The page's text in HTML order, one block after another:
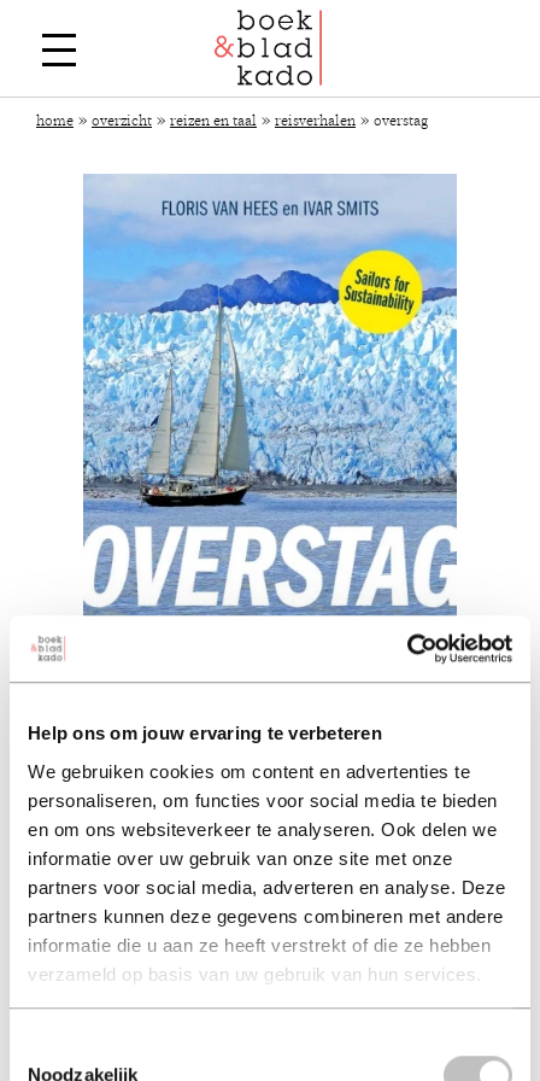
Help ons om jouw ervaring te verbeteren
We gebruiken cookies om content en advertenties te
personaliseren, om functies voor social media te bieden
en om ons websiteverkeer te analyseren. Ook delen we
informatie over uw gebruik van onze site met onze
partners voor social media, adverteren en analyse. Deze
partners kunnen deze gegevens combineren met andere
informatie die u aan ze heeft verstrekt of die ze hebben
verzameld op basis van uw gebruik van hun services.
Noodzakelijk
home » overzicht » reizen en taal » reisverhalen » overstag
Overstag
floris van hees (auteur) | floris van hees (auteur) |
ivar smits (auteur)
paperback 29,99
29,99 excl. 3,95 verzendkosten NL
in winkelmand